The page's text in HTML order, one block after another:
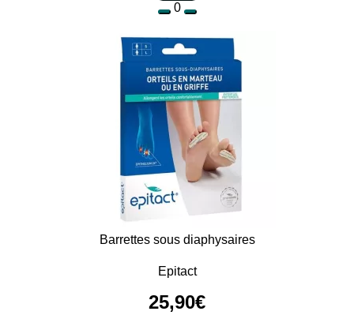
0
Barrettes sous diaphysaires
Epitact
25,90€